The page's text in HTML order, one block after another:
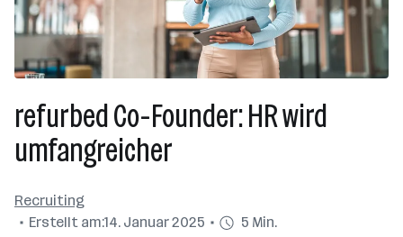
refurbed Co-Founder: HR wird
umfangreicher
Recruiting
Erstellt am:14. Januar 2025 5 Min.